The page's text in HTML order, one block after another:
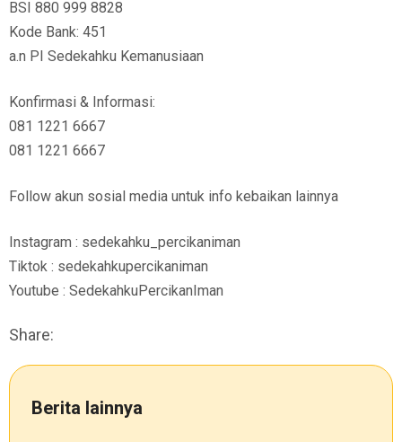
BSI 880 999 8828
Kode Bank: 451
a.n PI Sedekahku Kemanusiaan
Konfirmasi & Informasi:
081 1221 6667
081 1221 6667
Follow akun sosial media untuk info kebaikan lainnya
Instagram : sedekahku_percikaniman
Tiktok : sedekahkupercikaniman
Youtube : SedekahkuPercikanIman
Share:
Berita lainnya